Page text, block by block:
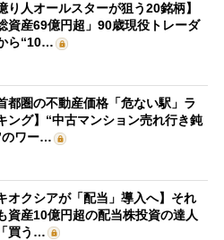
り人オールスターが狙う20銘柄】
総資産69億円超」90歳現役トレーダ
ら“10…
首都圏の不動産価格「危ない駅」ラ
ング】“中古マンション売れ行き鈍
のワー…
キオクシアが「配当」導入へ】それ
資産10億円超の配当株投資の達人
買う…